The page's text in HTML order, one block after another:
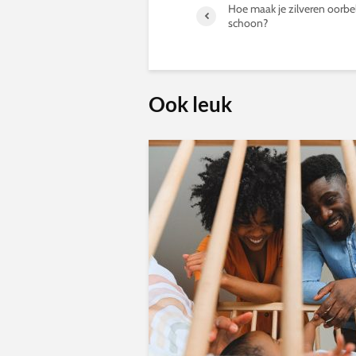
Hoe maak je zilveren
schoon?
Ook leuk